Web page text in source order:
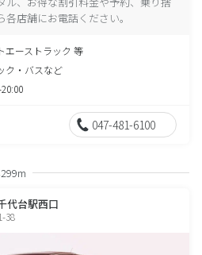
店舗にお電話ください。
エーストラック 等
ク・バスなど
047-481-6100
代台駅西口
38